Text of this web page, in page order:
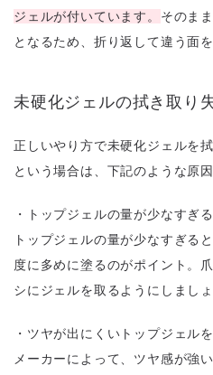
ジェルが付いています。 そのま
となるため、折り返して違う面
未硬化ジェルの拭き取り
正しいやり方で未硬化ジェルを
という場合は、下記のような原
・トップジェルの量が少なすぎる
トップジェルの量が少なすぎる
度に多めに塗るのがポイント。
シにジェルを取るようにしましょ
・ツヤが出にくいトップジェル
メーカーによって、ツヤ感が強